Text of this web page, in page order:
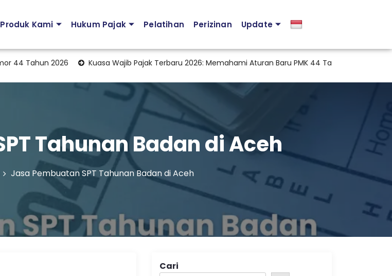
Produk Kami Hukum Pajak Pelatihan Perizinan Update
2026 Kuasa Wajib Pajak Terbaru 2026: Memahami Aturan Baru PMK 44 Tahun 2026 agar
Tahunan Badan di Aceh
Jasa Pembuatan SPT Tahunan Badan di Aceh
Cari